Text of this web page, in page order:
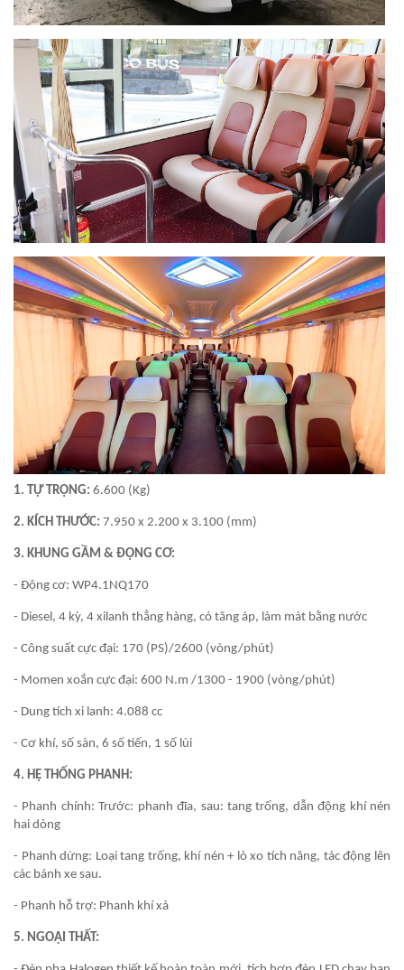
1. TỰ TRỌNG: 6.600 (Kg)
2. KÍCH THƯỚC: 7.950 x 2.200 x 3.100 (mm)
3. KHUNG GẦM & ĐỘNG CƠ:
- Động cơ: WP4.1NQ170
- Diesel, 4 kỳ, 4 xilanh thẳng hàng, có tăng áp, làm mát bằng nước
- Công suất cực đại: 170 (PS)/2600 (vòng/phút)
- Momen xoắn cực đại: 600 N.m /1300 - 1900 (vòng/phút)
- Dung tích xi lanh: 4.088 cc
- Cơ khí, số sàn, 6 số tiến, 1 số lùi
4. HỆ THỐNG PHANH:
- Phanh chính: Trước: phanh đĩa, sau: tang trống, dẫn động khí nén
hai dòng
- Phanh dừng: Loại tang trống, khí nén + lò xo tích năng, tác động lên
các bánh xe sau.
- Phanh hỗ trợ: Phanh khí xả
5. NGOẠI THẤT: